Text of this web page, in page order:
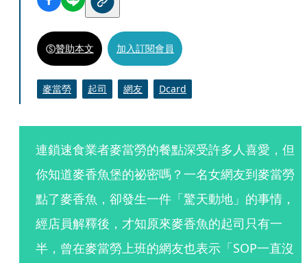
贊助本文 加入訂閱會員
麥當勞 起司 網友 Dcard
連鎖速食業者麥當勞的餐點深受許多人喜愛，但
你知道麥香魚堡的祕密嗎？一名女網友到麥當勞
點了麥香魚，卻發生一件「驚天動地」的事情，
經店員解釋後，才知原來麥香魚的起司只有一
半，曾在麥當勞上班的網友也表示「SOP一直沒